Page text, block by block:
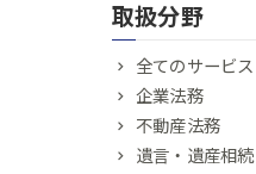
取扱分野
全てのサービス
企業法務
不動産法務
遺言・遺産相続